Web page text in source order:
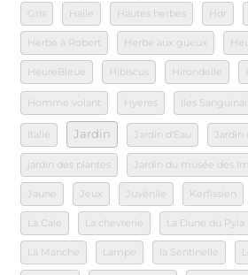
Gris Halle Hautes herbes Hdr
Herbe à Robert Herbe aux gueux
HeureBleue Hibiscus Hirondelle
Homme volant Hyeres Iles
Italie Jardin Jardin d'Eau Jardin
jardin des plantes Jardin du musée des
Jaune Jeux Juvénile Kerfissien
La Cale La chevrerie La Dune du Pyla
La Manche Lampe la Sentinelle